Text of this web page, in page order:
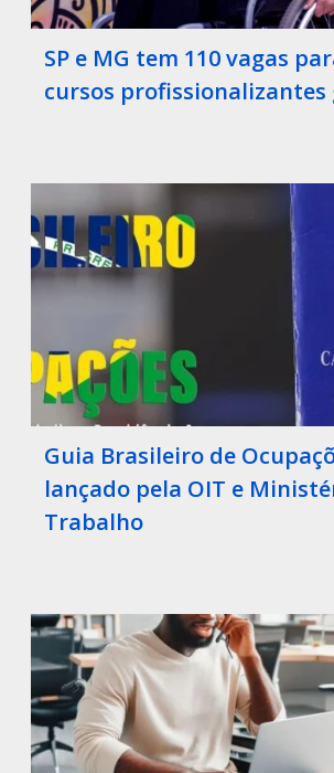
SP e MG tem 110 vagas
cursos
Guia Brasileiro de
lançado pela OIT e
Trabalho